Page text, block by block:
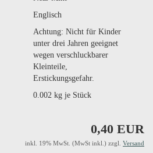
Englisch
Achtung: Nicht für Kinder
unter drei Jahren geeignet
wegen verschluckbarer
Kleinteile,
Erstickungsgefahr.
0.002kg je Stück
0,40 EUR
inkl. 19% MwSt. (MwSt inkl.) zzgl. Versand